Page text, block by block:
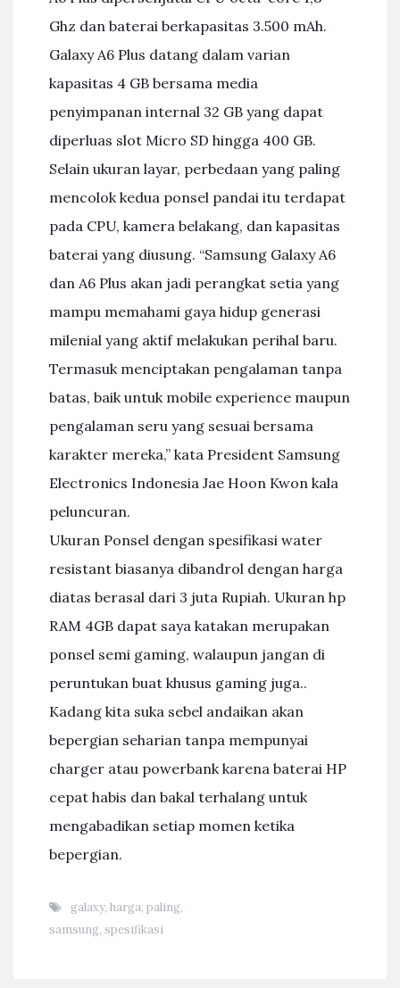
Ghz dan baterai berkapasitas 3.500 mAh.
Galaxy A6 Plus datang dalam varian
kapasitas 4 GB bersama media
penyimpanan internal 32 GB yang dapat
diperluas slot Micro SD hingga 400 GB.
Selain ukuran layar, perbedaan yang paling
mencolok kedua ponsel pandai itu terdapat
pada CPU, kamera belakang, dan kapasitas
baterai yang diusung. “Samsung Galaxy A6
dan A6 Plus akan jadi perangkat setia yang
mampu memahami gaya hidup generasi
milenial yang aktif melakukan perihal baru.
Termasuk menciptakan pengalaman tanpa
batas, baik untuk mobile experience maupun
pengalaman seru yang sesuai bersama
karakter mereka,” kata President Samsung
Electronics Indonesia Jae Hoon Kwon kala
peluncuran.
Ukuran Ponsel dengan spesifikasi water
resistant biasanya dibandrol dengan harga
diatas berasal dari 3 juta Rupiah. Ukuran hp
RAM 4GB dapat saya katakan merupakan
ponsel semi gaming, walaupun jangan di
peruntukan buat khusus gaming juga..
Kadang kita suka sebel andaikan akan
bepergian seharian tanpa mempunyai
charger atau powerbank karena baterai HP
cepat habis dan bakal terhalang untuk
mengabadikan setiap momen ketika
bepergian.
galaxy, harga, paling,
samsung, spesifikasi